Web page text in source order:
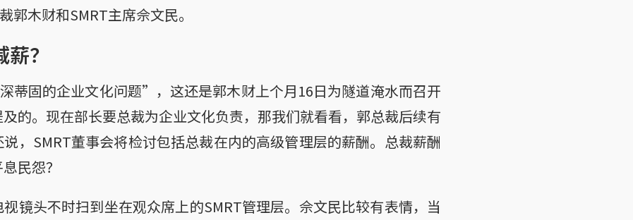
郭木财和SMRT主席佘文民。
？
蒂固的企业文化问题”，这还是郭木财上个月16日为隧道淹水而召开
的。现在部长要总裁为企业文化负责，那我们就看看，郭总裁后续有
，SMRT董事会将检讨包括总裁在内的高级管理层的薪酬。总裁薪酬
民怨？
镜头不时扫到坐在观众席上的SMRT管理层。佘文民比较有表情，当